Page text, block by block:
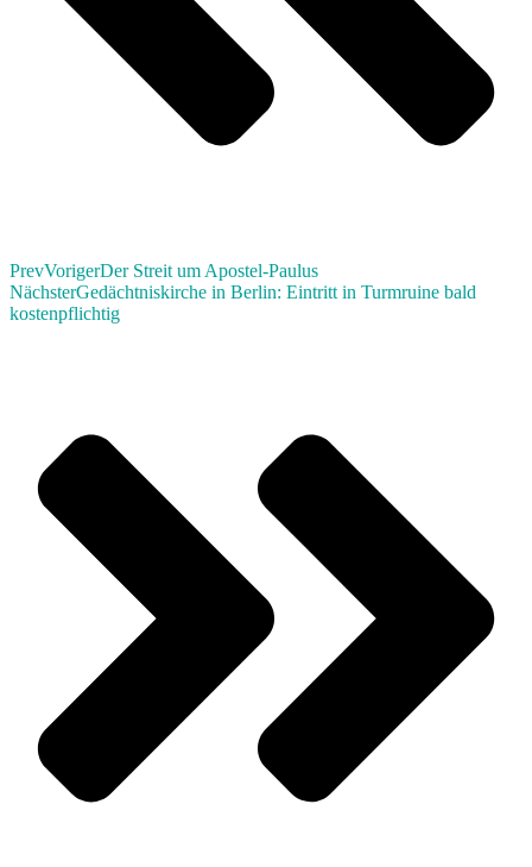
PrevVorigerDer Streit um Apostel-Paulus
NächsterGedächtniskirche in Berlin: Eintritt in Turmruine bald
kostenpflichtig